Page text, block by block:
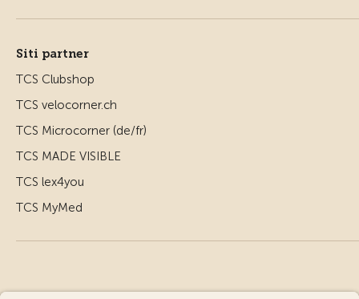
Siti partner
TCS Clubshop
TCS velocorner.ch
TCS Microcorner (de/fr)
TCS MADE VISIBLE
TCS lex4you
TCS MyMed